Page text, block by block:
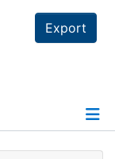
Export